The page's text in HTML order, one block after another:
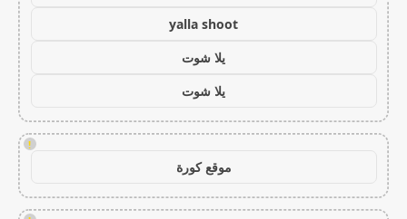
yalla shoot
يلا شوت
يلا شوت
!
موقع كورة